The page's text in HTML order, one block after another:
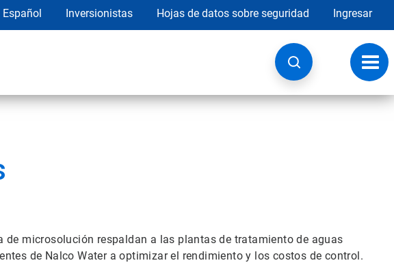
Español Inversionistas Hojas de datos sobre seguridad Ingresar
de
de microsolución respaldan a las plantas de tratamiento de aguas
de Nalco Water a optimizar el rendimiento y los costos de control.